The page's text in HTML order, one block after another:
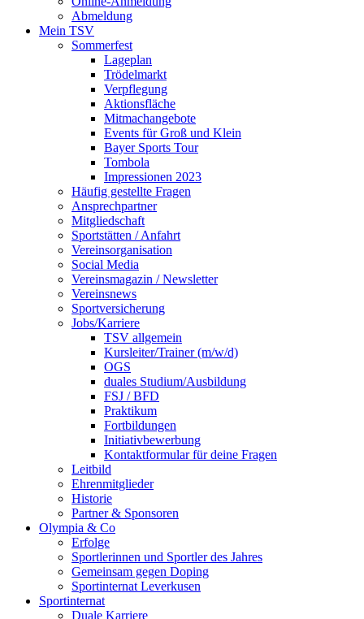
Abmeldung
Mein TSV
Sommerfest
Lageplan
Trödelmarkt
Verpflegung
Aktionsfläche
Mitmachangebote
Events für Groß und Klein
Bayer Sports Tour
Tombola
Impressionen 2023
Häufig gestellte Fragen
Ansprechpartner
Mitgliedschaft
Sportstätten / Anfahrt
Vereinsorganisation
Social Media
Vereinsmagazin / Newsletter
Vereinsnews
Sportversicherung
Jobs/Karriere
TSV allgemein
Kursleiter/Trainer (m/w/d)
OGS
duales Studium/Ausbildung
FSJ / BFD
Praktikum
Fortbildungen
Initiativbewerbung
Kontaktformular für deine Fragen
Leitbild
Ehrenmitglieder
Historie
Partner & Sponsoren
Olympia & Co
Erfolge
Sportlerinnen und Sportler des Jahres
Gemeinsam gegen Doping
Sportinternat Leverkusen
Sportinternat
Duale Karriere